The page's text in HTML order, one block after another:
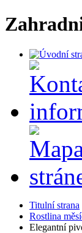
Titulní strana
Rostlina
Elegantní